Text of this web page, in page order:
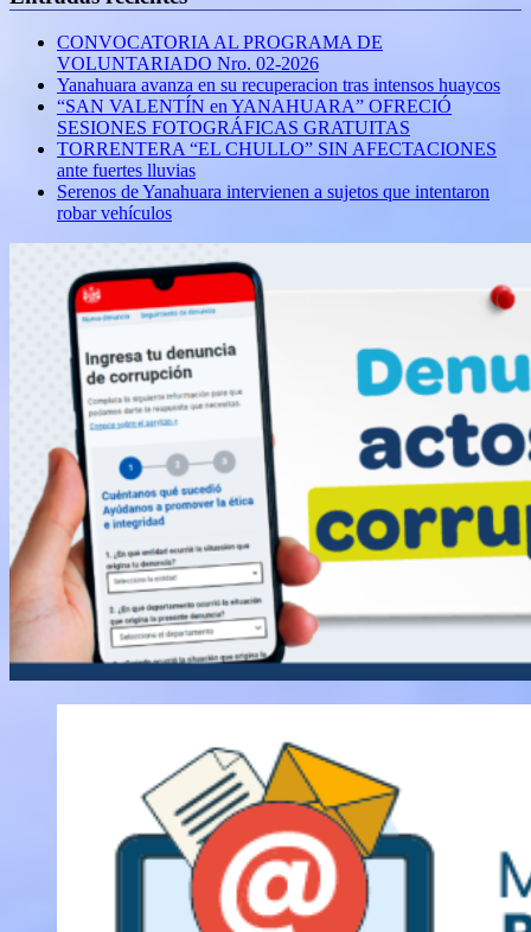
CONVOCATORIA AL PROGRAMA DE
VOLUNTARIADO Nro. 02-2026
Yanahuara avanza en su recuperacion tras intensos huaycos
“SAN VALENTÍN en YANAHUARA” OFRECIÓ
SESIONES FOTOGRÁFICAS GRATUITAS
TORRENTERA “EL CHULLO” SIN AFECTACIONES
ante fuertes lluvias
Serenos de Yanahuara intervienen a sujetos que intentaron
robar vehículos